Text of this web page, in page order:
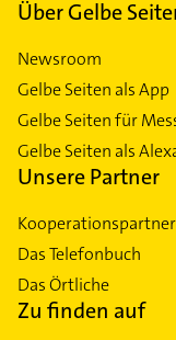
Über Gelbe
Newsroom
Gelbe Seiten als App
Gelbe Seiten für
Gelbe Seiten als
Unsere Partner
Kooperationspartner
Das Telefonbuch
Das Örtliche
Zu finden auf